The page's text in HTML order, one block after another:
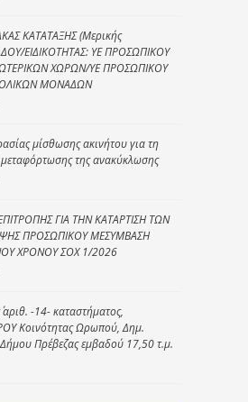
ΚΑΤΑΤΑΞΗΣ (Μερικής
ΕΙΔΙΚΟΤΗΤΑΣ: ΥΕ ΠΡΟΣΩΠΙΚΟΥ
ΧΩΡΩΝ/ΥΕ ΠΡΟΣΩΠΙΚΟΥ
ΜΟΝΑΔΩΝ
μίσθωσης ακινήτου για τη
της ανακύκλωσης
ΓΙΑ ΤΗΝ ΚΑΤΑΡΤΙΣΗ ΤΩΝ
ΠΡΟΣΩΠΙΚΟΥ ΜΕΣΥΜΒΑΣΗ
ΧΡΟΝΟΥ ΣΟΧ 1/2026
-14- καταστήματος,
Κοινότητας Ωρωπού, Δημ.
Πρέβεζας εμβαδού 17,50 τ.μ.